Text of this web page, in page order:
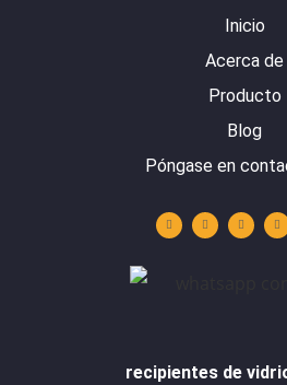
Inicio
Acerca de
Producto
Blog
Póngase en
u
t
u
n
k
e
s
t
a
c
e
b
recipientes de